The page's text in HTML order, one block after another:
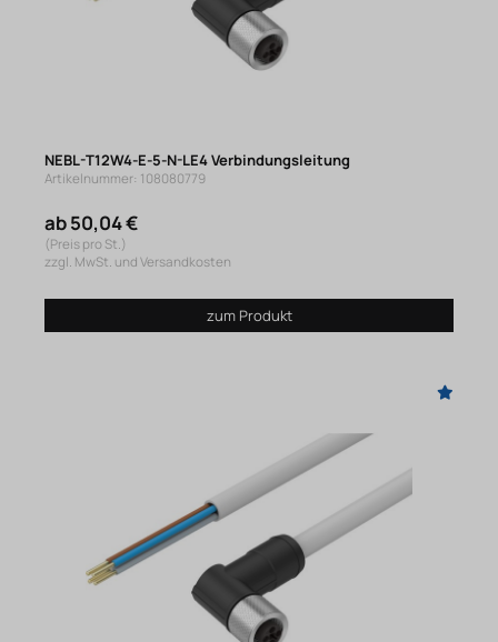
NEBL-T12W4-E-5-N-LE4 Verbindungsleitung
Artikelnummer: 108080779
ab 50,04 €
(Preis pro St.)
zzgl. MwSt. und Versandkosten
zum Produkt